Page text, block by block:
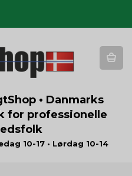
• Danmarks
for professionelle
10-17 • Lørdag 10-14